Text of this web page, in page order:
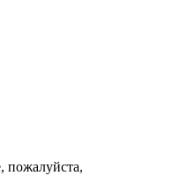
пожалуйста,